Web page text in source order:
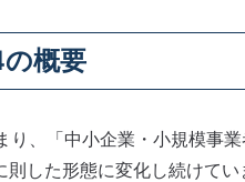
概要
り、「中小企業・小規模事
した形態に変化し続けてい